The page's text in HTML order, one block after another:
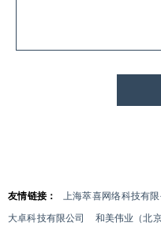
友情链接： 上海萃喜网络科技有限
大卓科技有限公司
和美伟业（北